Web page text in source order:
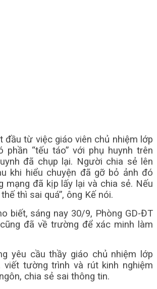
đầu từ việc giáo viên chủ nhiệm lớp
phần “tếu táo” với phụ huynh trên
đã chụp lại. Người chia sẻ lên
khi hiểu chuyện đã gỡ bỏ ảnh đó
mạng đã kịp lấy lại và chia sẻ. Nếu
thì sai quá”, ông Kế nói.
biết, sáng nay 30/9, Phòng GD-ĐT
đã về trường để xác minh làm
yêu cầu thầy giáo chủ nhiệm lớp
viết tường trình và rút kinh nghiệm
chia sẻ sai thông tin.